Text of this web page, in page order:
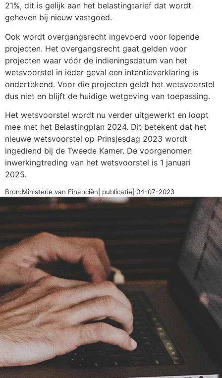
21%, dit is gelijk aan het belastingtarief dat wordt
geheven bij nieuw vastgoed.
Ook wordt overgangsrecht ingevoerd voor lopende
projecten. Het overgangsrecht gaat gelden voor
projecten waar vóór de indieningsdatum van het
wetsvoorstel in ieder geval een intentieverklaring is
ondertekend. Voor die projecten geldt het wetsvoorstel
dus niet en blijft de huidige wetgeving van toepassing.
Het wetsvoorstel wordt nu verder uitgewerkt en loopt
mee met het Belastingplan 2024. Dit betekent dat het
nieuwe wetsvoorstel op Prinsjesdag 2023 wordt
ingediend bij de Tweede Kamer. De voorgenomen
inwerkingtreding van het wetsvoorstel is 1 januari
2025.
Bron:Ministerie van Financiën| publicatie| 04-07-2023